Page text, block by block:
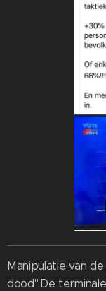
Manipulatie van
dood".De